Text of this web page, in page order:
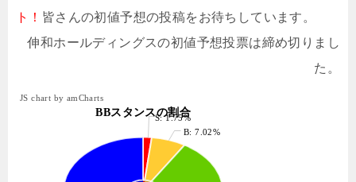
ト！ 皆さんの初値予想の投稿をお待ちしています。
伸和ホールディングスの初値予想投票は締め切りまし
た。
S: 1.75%
B: 7.02%
BBスタンスの割合
JS chart by amCharts